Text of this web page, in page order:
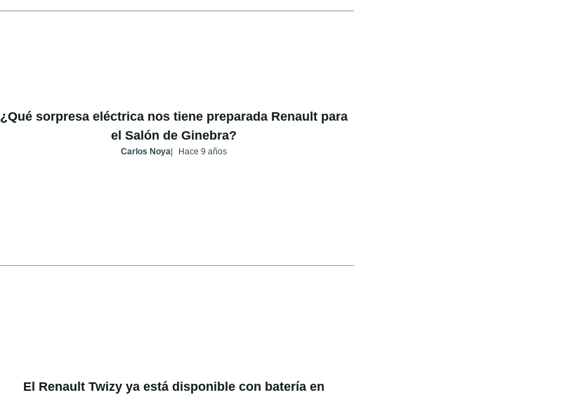
¿Qué sorpresa eléctrica nos tiene preparada Renault para
el Salón de Ginebra?
Carlos Noya Hace 9 años
El Renault Twizy ya está disponible con batería en